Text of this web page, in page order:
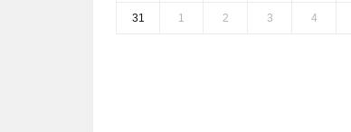
31 1 2 3 4